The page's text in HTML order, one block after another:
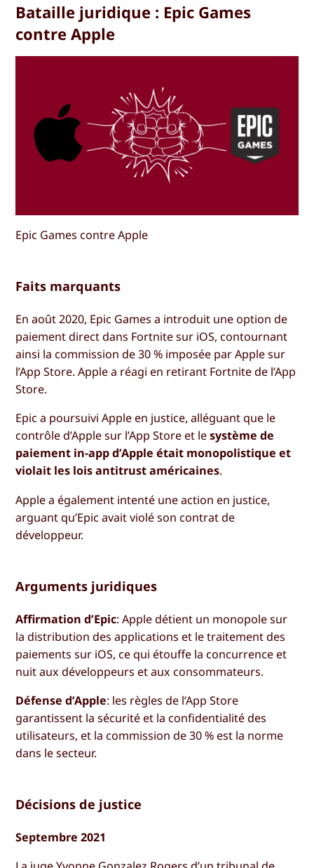
Bataille juridique : Epic Games
contre Apple
Epic Games contre Apple
Faits marquants
En août 2020, Epic Games a introduit une option de
paiement direct dans Fortnite sur iOS, contournant
ainsi la commission de 30 % imposée par Apple sur
l’App Store. Apple a réagi en retirant Fortnite de l’App
Store.
Epic a poursuivi Apple en justice, alléguant que le
contrôle d’Apple sur l’App Store et lesystème de
paiement in-app d’Apple était monopolistique et
violait les lois antitrust américaines.
Apple a également intenté une action en justice,
arguant qu’Epic avait violé son contrat de
développeur.
Arguments juridiques
Affirmation d’Epic: Apple détient un monopole sur
la distribution des applications et le traitement des
paiements sur iOS, ce qui étouffe la concurrence et
nuit aux développeurs et aux consommateurs.
Défense d’Apple: les règles de l’App Store
garantissent la sécurité et la confidentialité des
utilisateurs, et la commission de 30 % est la norme
dans le secteur.
Décisions de justice
Septembre 2021